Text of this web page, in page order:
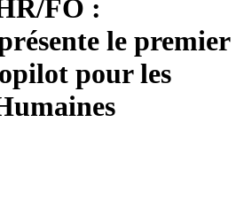
FO :
le premier
pour les